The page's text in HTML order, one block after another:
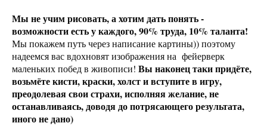
Мы не учим рисовать, а хотим дать понять -
возможности есть у каждого, 90% труда, 10% таланта!
Мы покажем путь через написание картины)) поэтому
надеемся вас вдохновят изображения на фейерверк
маленьких побед в живописи! Вы наконец таки придёте,
возьмёте кисти, краски, холст и вступите в игру,
преодолевая свои страхи, исполняя желание, не
останавливаясь, доводя до потрясающего результата,
иного не дано)